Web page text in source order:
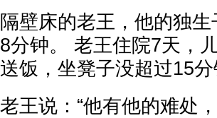
隔壁床的老王，他的独
8分钟。 老王住院7天，
送饭，坐凳子没超过15
老王说：“他有他的难